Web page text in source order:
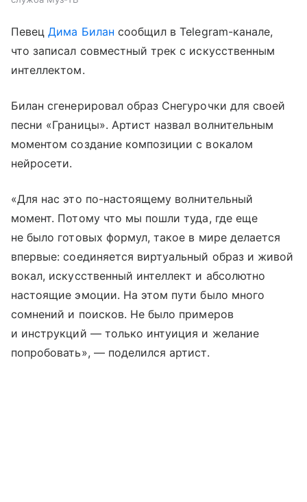
ПевецДима Билан сообщил в Telegram-канале,
что записал совместный трек с искусственным
интеллектом.
Билан сгенерировал образ Снегурочки для своей
песни «Границы». Артист назвал волнительным
моментом создание композиции с вокалом
нейросети.
«Для нас это по-настоящему волнительный
момент. Потому что мы пошли туда, где еще
не было готовых формул, такое в мире делается
впервые: соединяется виртуальный образ и живой
вокал, искусственный интеллект и абсолютно
настоящие эмоции. На этом пути было много
сомнений и поисков. Не было примеров
и инструкций — только интуиция и желание
попробовать», — поделился артист.